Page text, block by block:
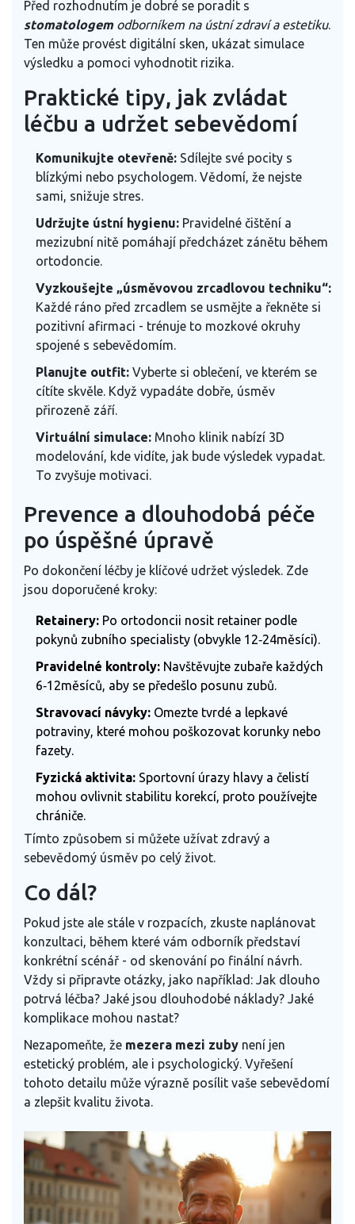
Před rozhodnutím je dobré se poradit s
stomatologem odborníkem na ústní zdraví a estetiku.
Ten může provést digitální sken, ukázat simulace
výsledku a pomoci vyhodnotit rizika.
Praktické tipy, jak zvládat
léčbu a udržet sebevědomí
Komunikujte otevřeně: Sdílejte své pocity s
blízkými nebo psychologem. Vědomí, že nejste
sami, snižuje stres.
Udržujte ústní hygienu: Pravidelné čištění a
mezizubní nitě pomáhají předcházet zánětu během
ortodoncie.
Vyzkoušejte „úsměvovou zrcadlovou techniku“:
Každé ráno před zrcadlem se usmějte a řekněte si
pozitivní afirmaci - trénuje to mozkové okruhy
spojené s sebevědomím.
Planujte outfit: Vyberte si oblečení, ve kterém se
cítíte skvěle. Když vypadáte dobře, úsměv
přirozeně září.
Virtuální simulace: Mnoho klinik nabízí 3D
modelování, kde vidíte, jak bude výsledek vypadat.
To zvyšuje motivaci.
Prevence a dlouhodobá péče
po úspěšné úpravě
Po dokončení léčby je klíčové udržet výsledek. Zde
jsou doporučené kroky:
Retainery: Po ortodoncii nosit retainer podle
pokynů zubního specialisty (obvykle 12‑24měsíci).
Pravidelné kontroly: Navštěvujte zubaře každých
6‑12měsíců, aby se předešlo posunu zubů.
Stravovací návyky: Omezte tvrdé a lepkavé
potraviny, které mohou poškozovat korunky nebo
fazety.
Fyzická aktivita: Sportovní úrazy hlavy a čelistí
mohou ovlivnit stabilitu korekcí, proto používejte
chrániče.
Tímto způsobem si můžete užívat zdravý a
sebevědomý úsměv po celý život.
Co dál?
Pokud jste ale stále v rozpacích, zkuste naplánovat
konzultaci, během které vám odborník představí
konkrétní scénář - od skenování po finální návrh.
Vždy si připravte otázky, jako například: Jak dlouho
potrvá léčba? Jaké jsou dlouhodobé náklady? Jaké
komplikace mohou nastat?
Nezapomeňte, že mezera mezi zuby není jen
estetický problém, ale i psychologický. Vyřešení
tohoto detailu může výrazně posílit vaše sebevědomí
a zlepšit kvalitu života.